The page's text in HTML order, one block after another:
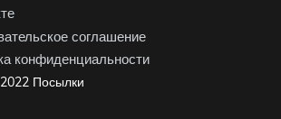
соглашение
конфиденциальности
Посылки